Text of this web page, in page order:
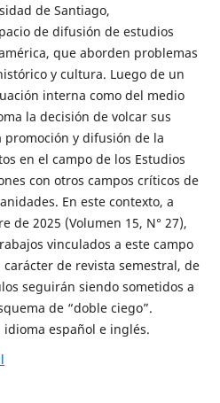
de Santiago,
de difusión de estudios
que aborden problemas
y cultura. Luego de un
interna como del medio
la decisión de volcar sus
promoción y difusión de la
en el campo de los Estudios
con otros campos críticos de
En este contexto, a
de 2025 (Volumen 15, N° 27),
vinculados a este campo
de revista semestral, de
seguirán siendo sometidos a
de “doble ciego”.
español e inglés.